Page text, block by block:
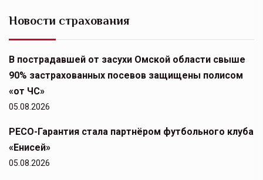
Новости страхования
В пострадавшей от засухи Омской области свыше
90% застрахованных посевов защищены полисом
«от ЧС»
05.08.2026
РЕСО-Гарантия стала партнёром футбольного клуба
«Енисей»
05.08.2026